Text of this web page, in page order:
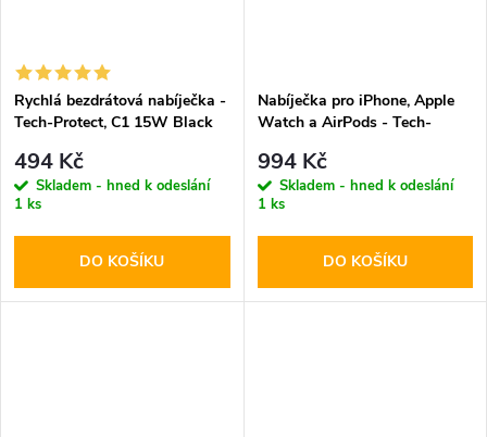
Rychlá bezdrátová nabíječka -
Tech-Protect, C1 15W Black
494 Kč
Skladem - hned k odeslání
1 ks
DO KOŠÍKU
Nabíječka pro iPhone, Apple
Watch a AirPods - Tech-
Wireless Charger White
994 Kč
Skladem - hned k odeslání
1 ks
DO KOŠÍKU